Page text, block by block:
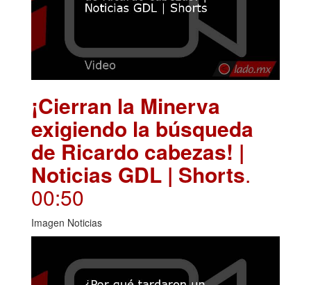
¡Cierran la Minerva
exigiendo la búsqueda
de Ricardo cabezas! |
Noticias GDL | Shorts.
00:50
Imagen Noticias